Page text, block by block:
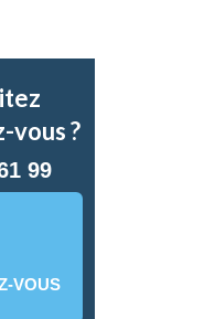
vous ?
99
VOUS